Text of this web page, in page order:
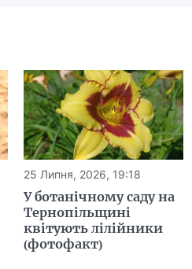
25 Липня, 2026, 19:18
У ботанічному саду на
Тернопільщині
квітують лілійники
(фотофакт)